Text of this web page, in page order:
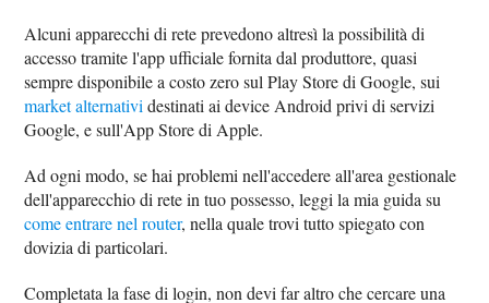
Alcuni apparecchi di rete prevedono altresì la possibilità di
accesso tramite l'app ufficiale fornita dal produttore, quasi
sempre disponibile a costo zero sul Play Store di Google, sui
market alternativi destinati ai device Android privi di servizi
Google, e sull'App Store di Apple.
Ad ogni modo, se hai problemi nell'accedere all'area gestionale
dell'apparecchio di rete in tuo possesso, leggi la mia guida su
come entrare nel router, nella quale trovi tutto spiegato con
dovizia di particolari.
Completata la fase di login, non devi far altro che cercare una